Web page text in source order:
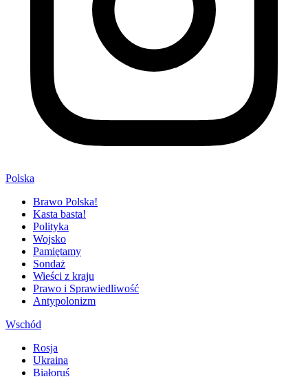
Polska
Brawo Polska!
Kasta basta!
Polityka
Wojsko
Pamiętamy
Sondaż
Wieści z kraju
Prawo i Sprawiedliwość
Antypolonizm
Wschód
Rosja
Ukraina
Białoruś